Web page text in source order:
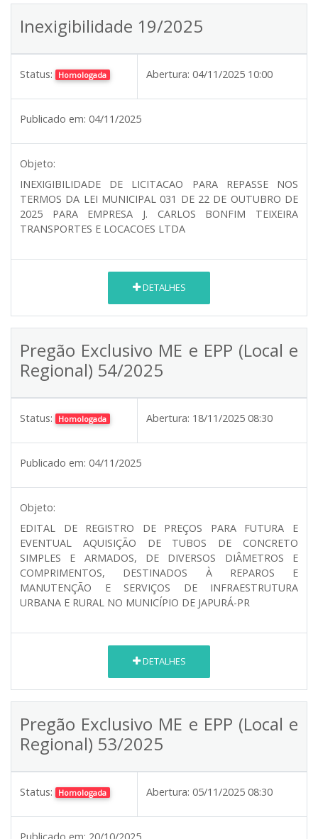
Inexigibilidade 19/2025
Status: Homologada Abertura: 04/11/2025 10:00
Publicado em: 04/11/2025
Objeto:
INEXIGIBILIDADE DE LICITACAO PARA REPASSE NOS
TERMOS DA LEI MUNICIPAL 031 DE 22 DE OUTUBRO DE
2025 PARA EMPRESA J. CARLOS BONFIM TEIXEIRA
TRANSPORTES E LOCACOES LTDA
DETALHES
Pregão Exclusivo ME e EPP (Local e
Regional) 54/2025
Status: Homologada Abertura: 18/11/2025 08:30
Publicado em: 04/11/2025
Objeto:
EDITAL DE REGISTRO DE PREÇOS PARA FUTURA E
EVENTUAL AQUISIÇÃO DE TUBOS DE CONCRETO
SIMPLES E ARMADOS, DE DIVERSOS DIÂMETROS E
COMPRIMENTOS, DESTINADOS À REPAROS E
MANUTENÇÃO E SERVIÇOS DE INFRAESTRUTURA
URBANA E RURAL NO MUNICÍPIO DE JAPURÁ-PR
DETALHES
Pregão Exclusivo ME e EPP (Local e
Regional) 53/2025
Status: Homologada Abertura: 05/11/2025 08:30
Publicado em: 20/10/2025